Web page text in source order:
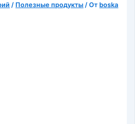
/ Полезные продукты / От boska